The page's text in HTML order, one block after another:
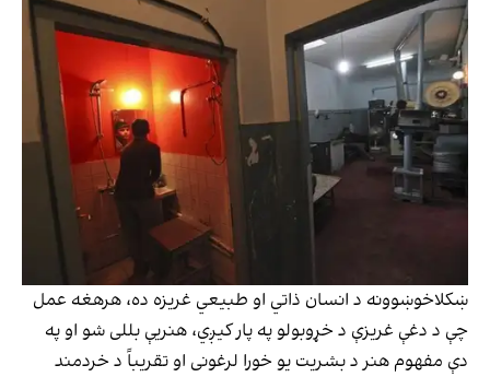
ښکلاخوښوونه د انسان ذاتي او طبیعي غریزه ده، هرهغه عمل
چې د دغې غریزې د خړوبولو په پار کیږي، هنریې بللی شو او په
دې مفهوم هنر د بشریت یو خورا لرغونی او تقریباً د خردمند